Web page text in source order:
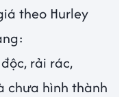
theo Hurley
rải rác,
chưa hình thành